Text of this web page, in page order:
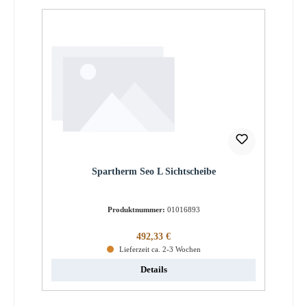
Spartherm Seo L Sichtscheibe
Produktnummer: 01016893
Regulärer Preis:
492,33 €
Lieferzeit ca. 2-3 Wochen
Details